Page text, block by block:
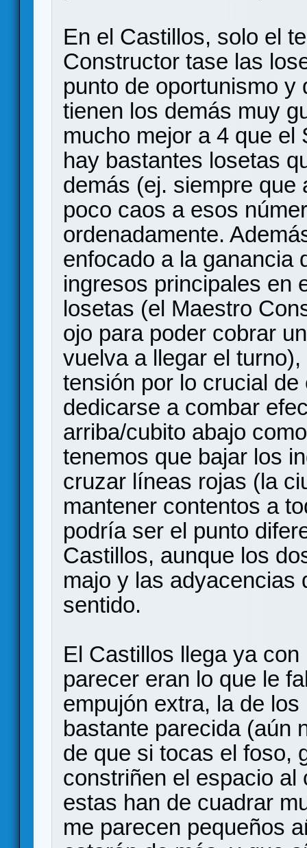
En el Castillos, solo el
Constructor tase las
punto de oportunismo y
tienen los demás muy
mucho mejor a 4 que el
hay bastantes losetas
demás (ej. siempre que
poco caos a esos
ordenadamente.
enfocado a la ganancia
ingresos principales en
losetas (el Maestro
ojo para poder cobrar
vuelva a llegar el
tensión por lo crucial
dedicarse a combar
arriba/cubito abajo
tenemos que bajar los
cruzar líneas rojas (la
mantener contentos a
podría ser el punto
Castillos, aunque los
majo y las adyacencias
sentido.
El Castillos llega ya
parecer eran lo que le
empujón extra, la de
bastante parecida (aún
de que si tocas el foso,
constriñen el espacio
estas han de cuadrar
me parecen pequeños